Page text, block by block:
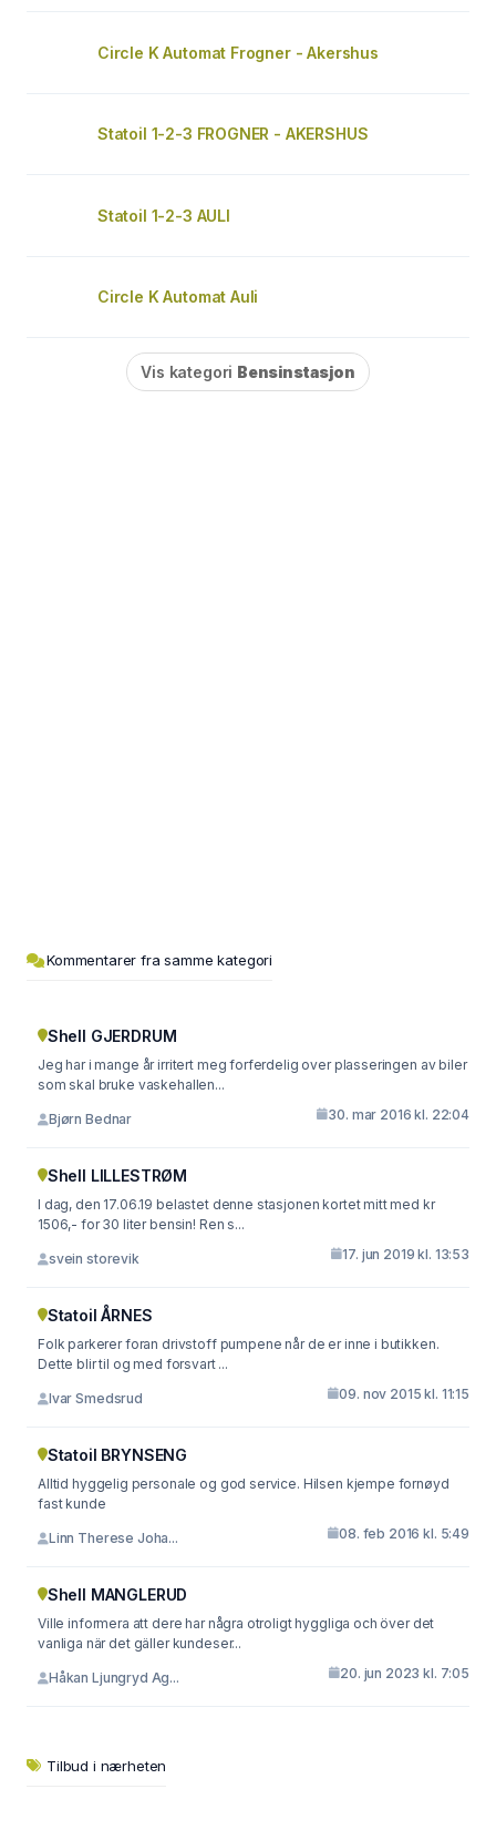
Circle K Automat Frogner - Akershus
Statoil 1-2-3 FROGNER - AKERSHUS
Statoil 1-2-3 AULI
Circle K Automat Auli
Vis kategori Bensinstasjon
Kommentarer fra samme kategori
Shell GJERDRUM
Jeg har i mange år irritert meg forferdelig over plasseringen av biler
som skal bruke vaskehallen...
Bjørn Bednar 30. mar 2016 kl. 22:04
Shell LILLESTRØM
I dag, den 17.06.19 belastet denne stasjonen kortet mitt med kr
1506,- for 30 liter bensin! Ren s...
svein storevik 17. jun 2019 kl. 13:53
Statoil ÅRNES
Folk parkerer foran drivstoff pumpene når de er inne i butikken.
Dette blir til og med forsvart ...
Ivar Smedsrud 09. nov 2015 kl. 11:15
Statoil BRYNSENG
Alltid hyggelig personale og god service. Hilsen kjempe fornøyd
fast kunde
Linn Therese Joha... 08. feb 2016 kl. 5:49
Shell MANGLERUD
Ville informera att dere har några otroligt hyggliga och över det
vanliga när det gäller kundeser...
Håkan Ljungryd Ag... 20. jun 2023 kl. 7:05
Tilbud i nærheten